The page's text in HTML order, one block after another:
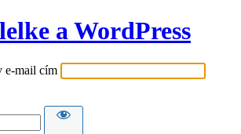
a WordPress
e-mail cím